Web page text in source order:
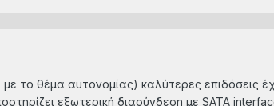
το θέμα αυτονομίας) καλύτερες επιδόσεις
εξωτερική διασύνδεση με SATA